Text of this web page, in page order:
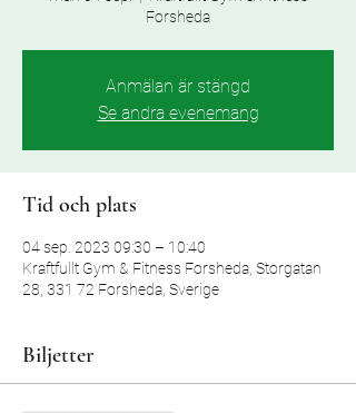
Forsheda
Anmälan är stängd
Se andra evenemang
Tid och plats
04 sep. 2023 09:30 – 10:40
Kraftfullt Gym & Fitness Forsheda, Storgatan
28, 331 72 Forsheda, Sverige
Biljetter